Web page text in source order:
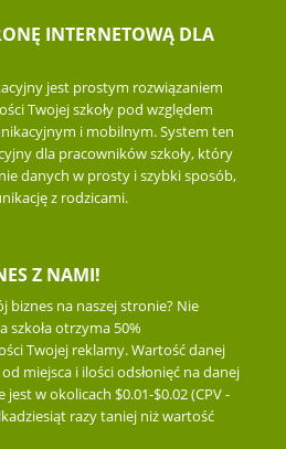
INTERNETOWĄ DLA
jest prostym rozwiązaniem
Twojej szkoły pod względem
i mobilnym. System ten
dla pracowników szkoły, który
danych w prosty i szybki sposób,
z rodzicami.
Z NAMI!
biznes na naszej stronie? Nie
szkoła otrzyma 50%
Twojej reklamy. Wartość danej
miejsca i ilości odsłonięć na danej
jest w okolicach $0.01-$0.02 (CPV -
razy taniej niż wartość